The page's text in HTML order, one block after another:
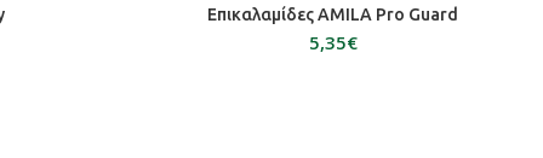
ΕΠΙΛΟΓΉ
Επικαλαμίδες AMILA Pro Guard
€